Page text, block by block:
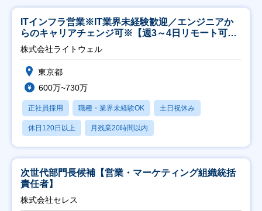
ITインフラ営業※IT業界未経験歓迎／エンジニアか
らのキャリアチェンジ可※【週3～4日リモート可
能】
株式会社ライトウェル
東京都
600万~730万
正社員採用 職種・業界未経験OK 土日祝休み
休日120日以上 月残業20時間以内
次世代部門長候補【営業・マーケティング組織統括
責任者】
株式会社セレス